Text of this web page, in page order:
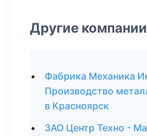
Другие компании
Фабрика Механика
Производство
в Красноярск
ЗАО Центр Техно -